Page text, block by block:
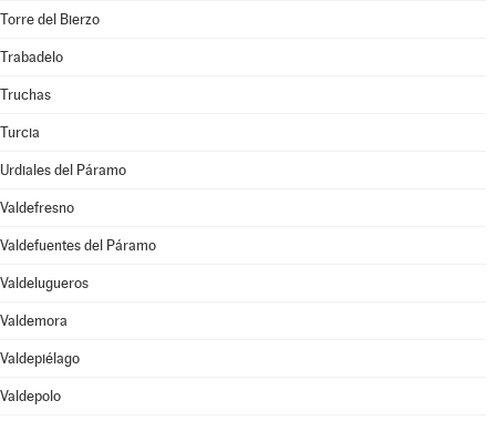
Torre del Bierzo
Trabadelo
Truchas
Turcia
Urdiales del Páramo
Valdefresno
Valdefuentes del Páramo
Valdelugueros
Valdemora
Valdepiélago
Valdepolo